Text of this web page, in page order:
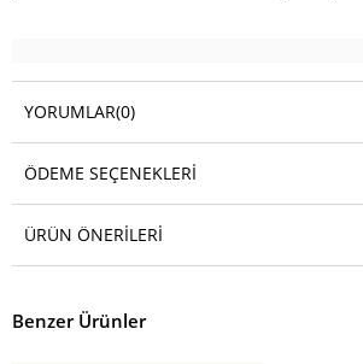
YORUMLAR(0)
ÖDEME SEÇENEKLERI
ÜRÜN ÖNERILERI
Benzer Ürünler